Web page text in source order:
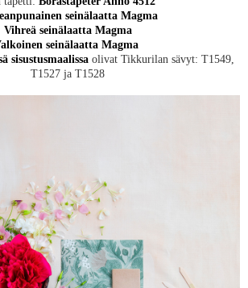
seinälaatta Magma
Vihreä seinälaatta Magma
seinälaatta Magma
sisustusmaalissa olivat Tikkurilan sävyt: T1549,
T1527 ja T1528